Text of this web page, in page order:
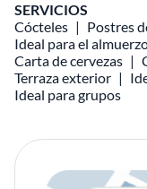
SERVICIOS
Cócteles
Postres
Ideal para el
Carta de cervezas
Terraza exterior
Ideal para grupos